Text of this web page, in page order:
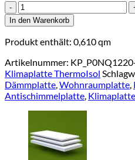
Klimaplatte
ThermoIsol
50
(1000x610x50mm)
In den Warenkorb
Produkt enthält: 0,610qm
Artikelnummer:
Klimaplatte ThermoIsol
Dämmplatte,Wohnraumplatte,
Antischimmelplatte,